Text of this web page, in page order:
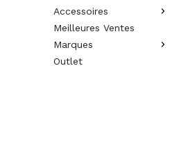
Accessoires
Meilleures Ventes
Marques
Outlet